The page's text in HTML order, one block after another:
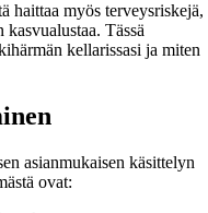
haittaa myös terveysriskejä,
kasvualustaa. Tässä
kellarissasi ja miten
asianmukaisen käsittelyn
ovat: